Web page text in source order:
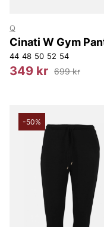
Q
Cinati W Gym
44 48 50 52 54
349 kr 699 kr
-50%